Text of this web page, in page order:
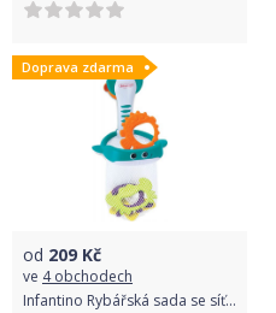
Doprava zdarma
od 209 Kč
ve 4 obchodech
Infantino Rybářská sada se síťkou do koupele